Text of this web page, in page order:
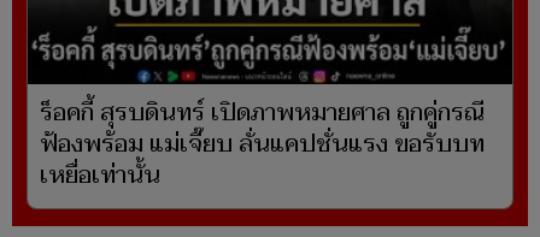
ร็อคกี้ สุรบดินทร์ เปิดภาพหมายศาล ถูกคู่กรณี
ฟ้องพร้อม แม่เจี๊ยบ ลั่นแคปชั่นแรง ขอรับบท
เหยื่อเท่านั้น